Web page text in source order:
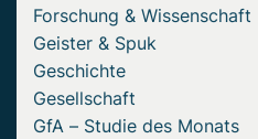
Forschung & Wissenschaft
Geister & Spuk
Geschichte
Gesellschaft
GfA – Studie des Monats